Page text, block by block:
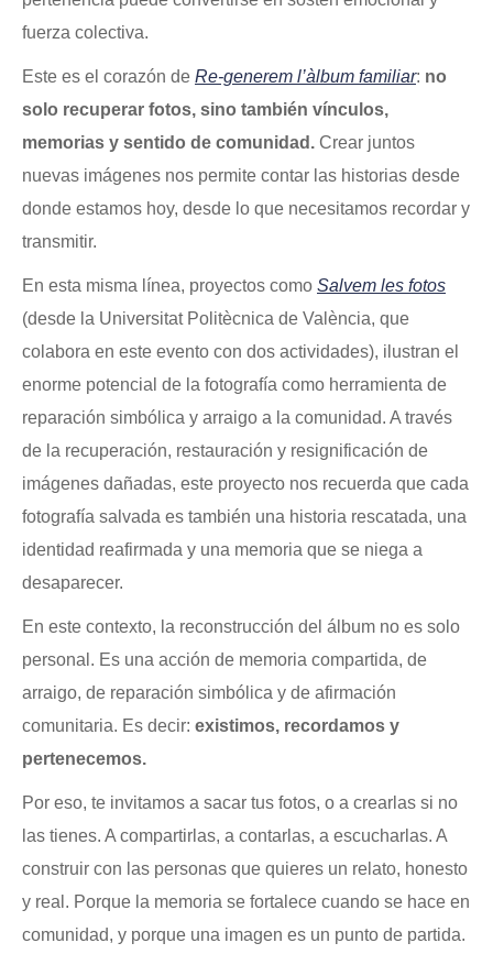
fuerza colectiva.
Este es el corazón de Re-generem l’àlbum familiar: no
solo recuperar fotos, sino también vínculos,
memorias y sentido de comunidad. Crear juntos
nuevas imágenes nos permite contar las historias desde
donde estamos hoy, desde lo que necesitamos recordar y
transmitir.
En esta misma línea, proyectos como Salvem les fotos
(desde la Universitat Politècnica de València, que
colabora en este evento con dos actividades), ilustran el
enorme potencial de la fotografía como herramienta de
reparación simbólica y arraigo a la comunidad. A través
de la recuperación, restauración y resignificación de
imágenes dañadas, este proyecto nos recuerda que cada
fotografía salvada es también una historia rescatada, una
identidad reafirmada y una memoria que se niega a
desaparecer.
En este contexto, la reconstrucción del álbum no es solo
personal. Es una acción de memoria compartida, de
arraigo, de reparación simbólica y de afirmación
comunitaria. Es decir: existimos, recordamos y
pertenecemos.
Por eso, te invitamos a sacar tus fotos, o a crearlas si no
las tienes. A compartirlas, a contarlas, a escucharlas. A
construir con las personas que quieres un relato, honesto
y real. Porque la memoria se fortalece cuando se hace en
comunidad, y porque una imagen es un punto de partida.